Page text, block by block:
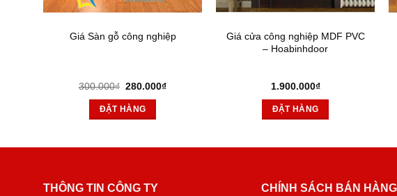
Giá Sàn gỗ công nghiệp
300.000₫ Giá
là:
300.000₫.
280.000₫Giá
ĐẶT HÀNG
Giá cửa công nghiệp MDF PVC
– Hoabinhdoor
1.900.000₫
ĐẶT HÀNG
THÔNG TIN CÔNG TY CHÍNH SÁCH BÁN HÀNG